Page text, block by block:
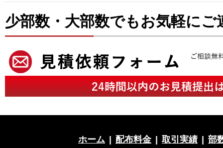
少部数・大部数でもお気軽にご
ホーム 配布料金 取引実績
部